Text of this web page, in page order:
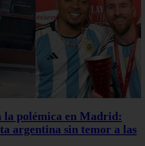
la polémica en Madrid:
argentina sin temor a las